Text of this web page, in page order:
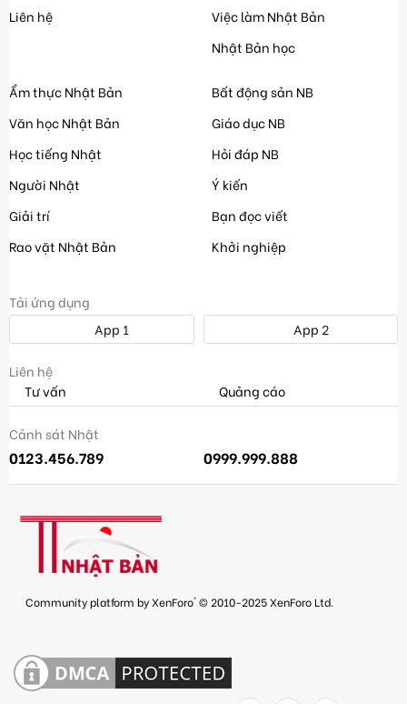
Liên hệ
Việc làm Nhật Bản
Nhật Bản học
Ẩm thực Nhật Bản
Văn học Nhật Bản
Học tiếng Nhật
Người Nhật
Giải trí
Rao vặt Nhật Bản
Bất động sản NB
Giáo dục NB
Hỏi đáp NB
Ý kiến
Bạn đọc viết
Khởi nghiệp
Tải ứng dụng
App 1
App 2
Liên hệ
Tư vấn
Quảng cáo
Cảnh sát Nhật
0123.456.789 0999.999.888
Community platform by XenForo® © 2010-2025 XenForo Ltd.